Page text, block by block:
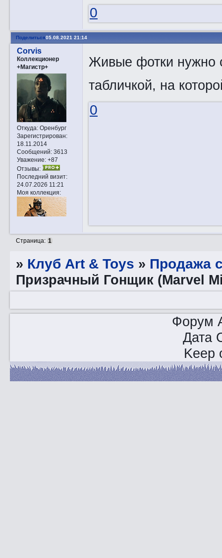
0
Поделиться05.08.2021 21:14
Corvis
Коллекционер
+Магистр+
Откуда:Оренбург
Зарегистрирован:
18.11.2014
Сообщений:3613
Уважение: +87
Отзывы:
Последний визит:
24.07.2026 11:21
Моя коллекция:
Живые фотки нужно
табличкой, на
0
Страница: 1
» Клуб Art & Toys » Продажа
Призрачный Гонщик (Marvel
Форум
Дата
Keep